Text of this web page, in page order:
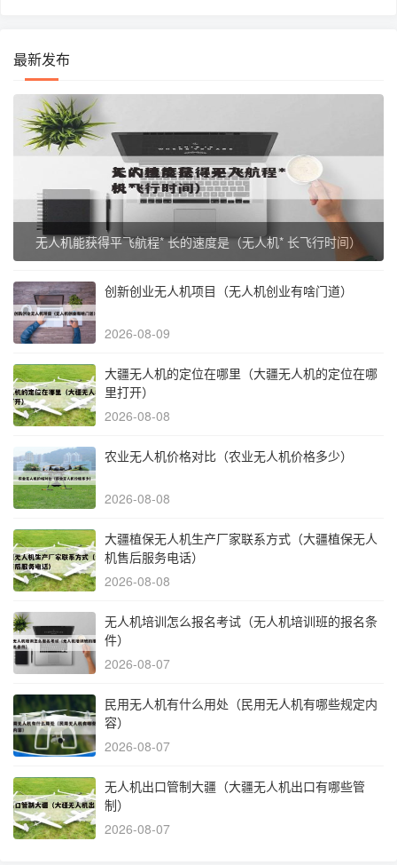
最新发布
无人机能获得平飞航程* 长的速度是（无人机* 长飞行时间）
创新创业无人机项目（无人机创业有啥门道）
2026-08-09
大疆无人机的定位在哪里（大疆无人机的定位在哪
里打开）
2026-08-08
农业无人机价格对比（农业无人机价格多少）
2026-08-08
大疆植保无人机生产厂家联系方式（大疆植保无人
机售后服务电话）
2026-08-08
无人机培训怎么报名考试（无人机培训班的报名条
件）
2026-08-07
民用无人机有什么用处（民用无人机有哪些规定内
容）
2026-08-07
无人机出口管制大疆（大疆无人机出口有哪些管
制）
2026-08-07